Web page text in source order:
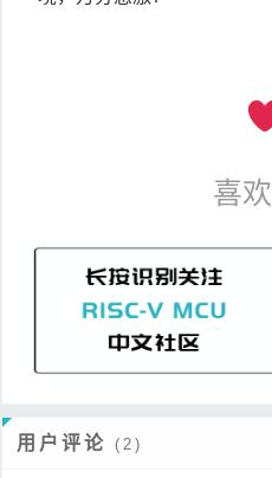
喜欢
用户评论 (2)